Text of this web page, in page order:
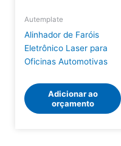
Autemplate
Alinhador de Faróis
Eletrônico Laser para
Oficinas Automotivas
Adicionar ao
orçamento